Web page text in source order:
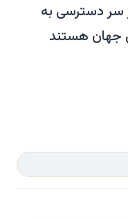
سر دسترسی به
جهان هستند